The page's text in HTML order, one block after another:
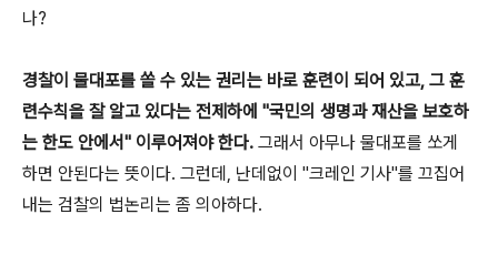
나?
경찰이 물대포를 쏠 수 있는 권리는 바로 훈련이 되어 있고, 그 훈
련수칙을 잘 알고 있다는 전제하에 "국민의 생명과 재산을 보호하
는 한도 안에서" 이루어져야 한다. 그래서 아무나 물대포를 쏘게
하면 안된다는 뜻이다. 그런데, 난데없이 "크레인 기사"를 끄집어
내는 검찰의 법논리는 좀 의아하다.